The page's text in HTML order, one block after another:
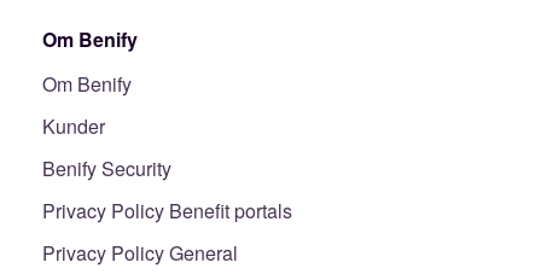
Om Benify
Om Benify
Kunder
Benify Security
Privacy Policy Benefit portals
Privacy Policy General